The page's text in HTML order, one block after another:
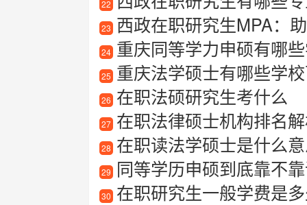
22
23 西政在职研究生MPA：
24 重庆同等学力申硕有哪
25 重庆法学硕士有哪些学校可
26 在职法硕研究生考什么
27 在职法律硕士机构排名
28 在职读法学硕士是什么
29 同等学历申硕到底靠不靠谱
30 在职研究生一般学费是